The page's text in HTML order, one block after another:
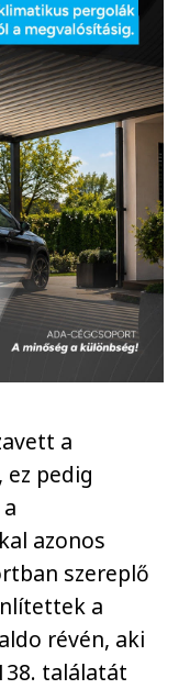
a
pedig
azonos
szereplő
a
révén, aki
találatát